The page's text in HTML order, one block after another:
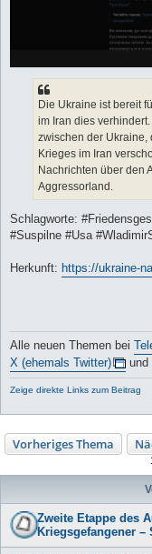
Die Ukraine ist bereit
im Iran dies
zwischen der Ukraine,
Krieges im Iran
Nachrichten über den
Aggressorland.
Schlagworte:
#Suspilne #Usa
Herkunft: https://ukraine-
Alle neuen Themen bei
X (ehemals Twitter)
und
Zeige direkte Links zum Beitrag
Vorheriges Thema
Zweite Etappe des
Kriegsgefangener –